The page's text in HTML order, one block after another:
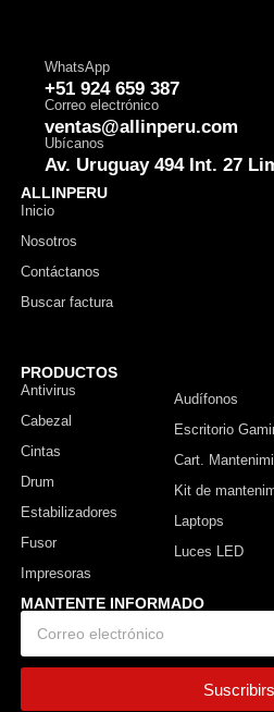
WhatsApp
+51 924 659 387
Correo electrónico
ventas@allinperu.com
Ubícanos
Av. Uruguay 494 Int. 27
ALLINPERU
Inicio
Nosotros
Contáctanos
Buscar factura
PRODUCTOS
Antivirus
Cabezal
Cintas
Drum
Estabilizadores
Fusor
Impresoras
Audífonos
Escritorio
Cart.
Kit de
Laptops
Luces LED
MANTENTE INFORMADO